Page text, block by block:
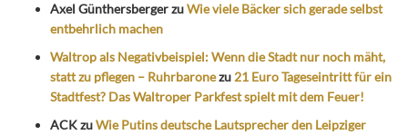
Axel GünthersbergerzuWie viele Bäcker sich gerade selbst
entbehrlich machen
Waltrop als Negativbeispiel: Wenn die Stadt nur noch mäht,
statt zu pflegen – Ruhrbaronezu 21 Euro Tageseintritt für ein
Stadtfest? Das Waltroper Parkfest spielt mit dem Feuer!
ACKzuWie Putins deutsche Lautsprecher den Leipziger